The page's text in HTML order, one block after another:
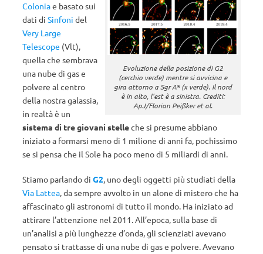
Evoluzione della posizione di G2
(cerchio verde) mentre si avvicina e
gira attorno a Sgr A* (x verde). Il nord
è in alto, l’est è a sinistra. Crediti:
ApJ/Florian Peißker et al.
Coloniae basato sui
dati di Sinfoni del
Very Large
Telescope (Vlt),
quella che sembrava
una nube di gas e
polvere al centro
della nostra galassia,
in realtà è un
sistema di tre giovani stelleche si presume abbiano
iniziato a formarsi meno di 1 milione di anni fa, pochissimo
se si pensa che il Sole ha poco meno di 5 miliardi di anni.
Stiamo parlando di G2, uno degli oggetti più studiati della
Via Lattea, da sempre avvolto in un alone di mistero che ha
affascinato gli astronomi di tutto il mondo. Ha iniziato ad
attirare l’attenzione nel 2011. All’epoca, sulla base di
un’analisi a più lunghezze d’onda, gli scienziati avevano
pensato si trattasse di una nube di gas e polvere. Avevano